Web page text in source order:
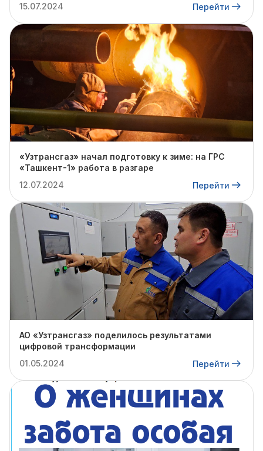
15.07.2024
Перейти
«Узтрансгаз» начал подготовку к зиме: на ГРС
«Ташкент-1» работа в разгаре
12.07.2024
Перейти
АО «Узтрансгаз» поделилось результатами
цифровой трансформации
01.05.2024
Перейти